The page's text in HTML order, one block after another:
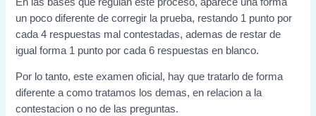
un poco diferente de corregir la prueba, restando 1 punto por
cada 4 respuestas mal contestadas, ademas de restar de
igual forma 1 punto por cada 6 respuestas en blanco.
Por lo tanto, este examen oficial, hay que tratarlo de forma
diferente a como tratamos los demas, en relacion a la
contestacion o no de las preguntas.